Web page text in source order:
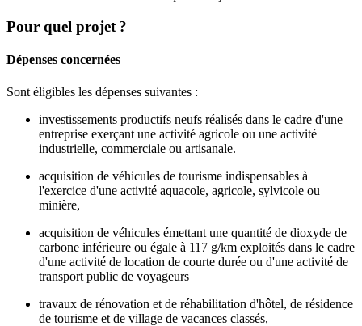
Pour quel projet ?
Dépenses concernées
Sont éligibles les dépenses suivantes :
investissements productifs neufs réalisés dans le cadre d'une
entreprise exerçant une activité agricole ou une activité
industrielle, commerciale ou artisanale.
acquisition de véhicules de tourisme indispensables à
l'exercice d'une activité aquacole, agricole, sylvicole ou
minière,
acquisition de véhicules émettant une quantité de dioxyde de
carbone inférieure ou égale à 117 g/km exploités dans le cadre
d'une activité de location de courte durée ou d'une activité de
transport public de voyageurs
travaux de rénovation et de réhabilitation d'hôtel, de résidence
de tourisme et de village de vacances classés,